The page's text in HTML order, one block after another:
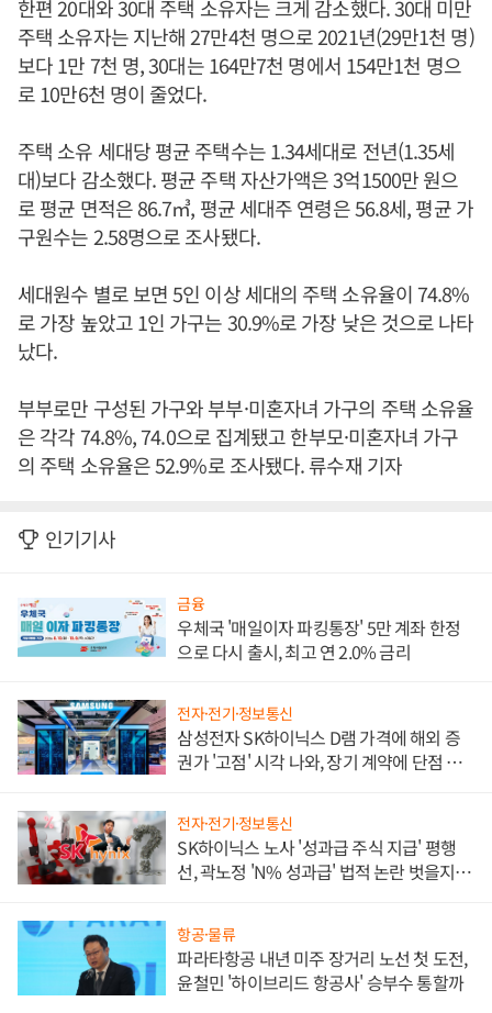
한편 20대와 30대 주택 소유자는 크게 감소했다. 30대 미만
주택 소유자는 지난해 27만4천 명으로 2021년(29만1천 명)
보다 1만 7천 명, 30대는 164만7천 명에서 154만1천 명으
로 10만6천 명이 줄었다.
주택 소유 세대당 평균 주택수는 1.34세대로 전년(1.35세
대)보다 감소했다. 평균 주택 자산가액은 3억1500만 원으
로 평균 면적은 86.7㎥, 평균 세대주 연령은 56.8세, 평균 가
구원수는 2.58명으로 조사됐다.
세대원수 별로 보면 5인 이상 세대의 주택 소유율이 74.8%
로 가장 높았고 1인 가구는 30.9%로 가장 낮은 것으로 나타
났다.
부부로만 구성된 가구와 부부·미혼자녀 가구의 주택 소유율
은 각각 74.8%, 74.0으로 집계됐고 한부모·미혼자녀 가구
의 주택 소유율은 52.9%로 조사됐다. 류수재 기자
인기기사
금융
우체국 '매일이자 파킹통장' 5만 계좌 한정
으로 다시 출시, 최고 연 2.0% 금리
전자·전기·정보통신
삼성전자 SK하이닉스 D램 가격에 해외 증
권가 '고점' 시각 나와, 장기 계약에 단점 부
전자·전기·정보통신
SK하이닉스 노사 '성과급 주식 지급' 평행
선, 곽노정 'N% 성과급' 법적 논란 벗을지 주
항공·물류
파라타항공 내년 미주 장거리 노선 첫 도전,
윤철민 '하이브리드 항공사' 승부수 통할까